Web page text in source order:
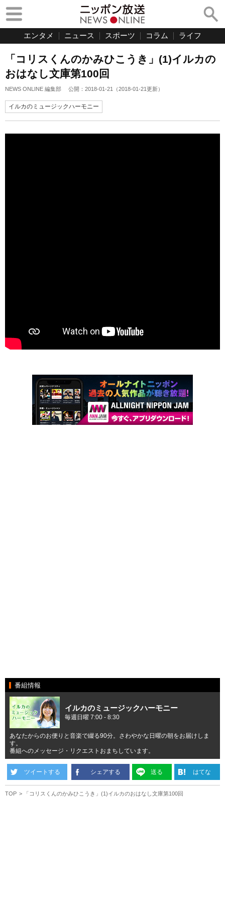
エンタメ ニュース スポーツ コラム ライフ
「コリスくんのかみひこうき」(1)イルカの
おはなし文庫第100回
NEWS ONLINE 編集部 公開： 2018-01-21 （2018-01-21更新）
イルカのミュージックハーモニー
番組情報
イルカのミュージックハーモニー
毎週日曜 7:00 - 8:30
あなたからのお便りと音楽で綴る90分。さわやかな日曜の朝をお届けしま
す。
番組へのメッセージ・リクエストおまちしています。
ツイートする シェアする 送る はてな
TOP 「コリスくんのかみひこうき」(1)イルカのおはなし文庫第100回